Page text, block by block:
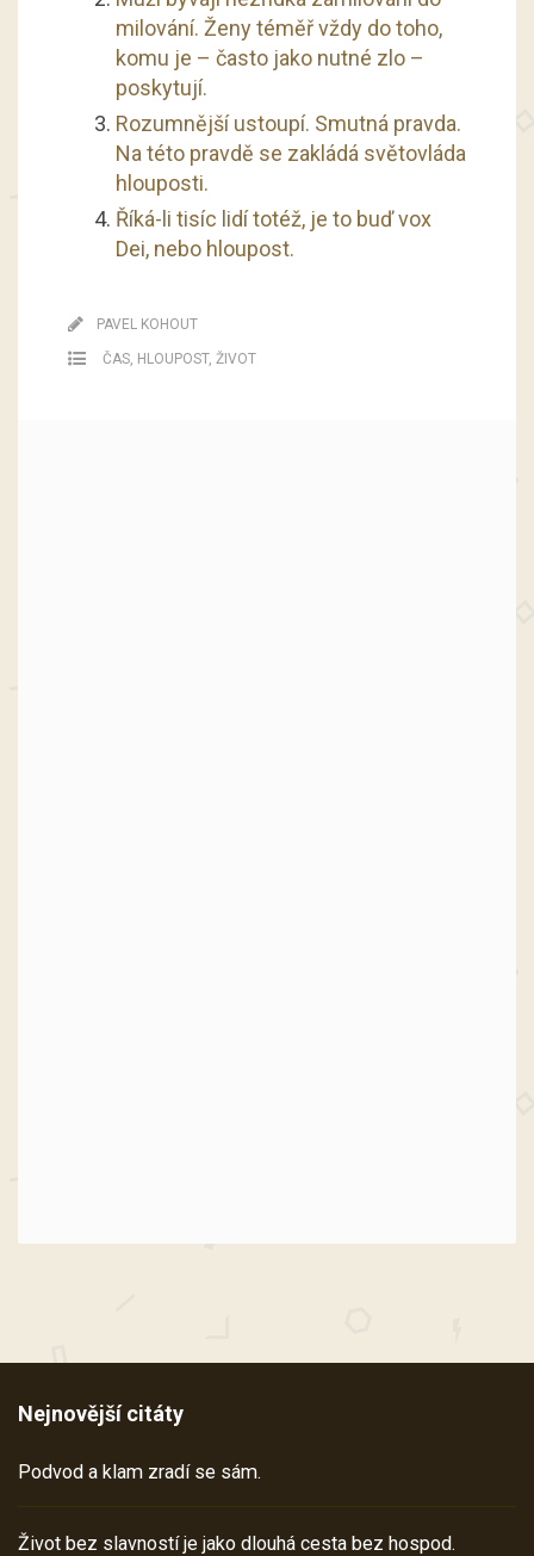
milování. Ženy téměř vždy do toho,
komu je – často jako nutné zlo –
poskytují.
Rozumnější ustoupí. Smutná pravda.
Na této pravdě se zakládá světovláda
hlouposti.
Říká-li tisíc lidí totéž, je to buď vox
Dei, nebo hloupost.
PAVEL KOHOUT
ČAS, HLOUPOST, ŽIVOT
Nejnovější citáty
Podvod a klam zradí se sám.
Život bez slavností je jako dlouhá cesta bez hospod.